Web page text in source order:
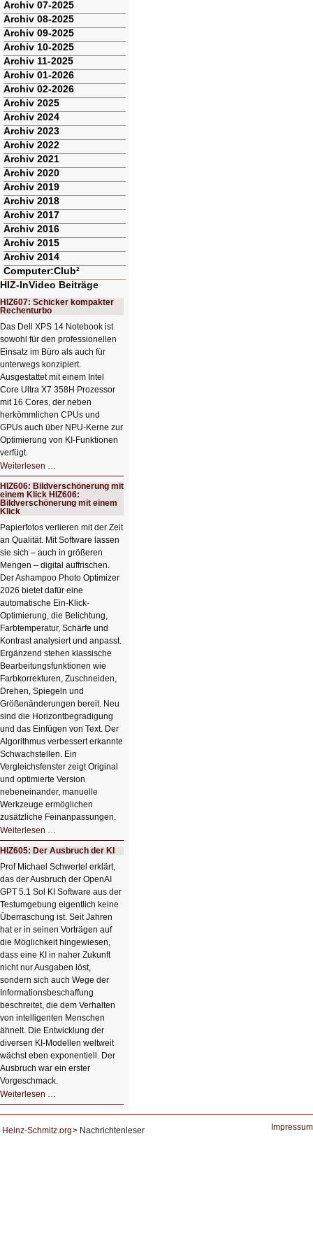
Archiv 07-2025
Archiv 08-2025
Archiv 09-2025
Archiv 10-2025
Archiv 11-2025
Archiv 01-2026
Archiv 02-2026
Archiv 2025
Archiv 2024
Archiv 2023
Archiv 2022
Archiv 2021
Archiv 2020
Archiv 2019
Archiv 2018
Archiv 2017
Archiv 2016
Archiv 2015
Archiv 2014
Computer:Club²
HIZ-InVideo Beiträge
HIZ607: Schicker kompakter
Rechenturbo
Das Dell XPS 14 Notebook ist
sowohl für den professionellen
Einsatz im Büro als auch für
unterwegs konzipiert.
Ausgestattet mit einem Intel
Core Ultra X7 358H Prozessor
mit 16 Cores, der neben
herkömmlichen CPUs und
GPUs auch über NPU-Kerne zur
Optimierung von KI-Funktionen
verfügt.
Weiterlesen …
Schicker
kompakter
Rechenturbo
HIZ606: Bildverschönerung mit
einem Klick HIZ606:
Bildverschönerung mit einem
Klick
Papierfotos verlieren mit der Zeit
an Qualität. Mit Software lassen
sie sich – auch in größeren
Mengen – digital auffrischen.
Der Ashampoo Photo Optimizer
2026 bietet dafür eine
automatische Ein-Klick-
Optimierung, die Belichtung,
Farbtemperatur, Schärfe und
Kontrast analysiert und anpasst.
Ergänzend stehen klassische
Bearbeitungsfunktionen wie
Farbkorrekturen, Zuschneiden,
Drehen, Spiegeln und
Größenänderungen bereit. Neu
sind die Horizontbegradigung
und das Einfügen von Text. Der
Algorithmus verbessert erkannte
Schwachstellen. Ein
Vergleichsfenster zeigt Original
und optimierte Version
nebeneinander, manuelle
Werkzeuge ermöglichen
zusätzliche Feinanpassungen.
Weiterlesen …
Bildverschönerung
mit
einem
Klick
HIZ606:
Bildverschönerung
mit
einem
Klick
HIZ605: Der Ausbruch der KI
Prof Michael Schwertel erklärt,
das der Ausbruch der OpenAI
GPT 5.1 Sol KI Software aus der
Testumgebung eigentlich keine
Überraschung ist. Seit Jahren
hat er in seinen Vorträgen auf
die Möglichkeit hingewiesen,
dass eine KI in naher Zukunft
nicht nur Ausgaben löst,
sondern sich auch Wege der
Informationsbeschaffung
beschreitet, die dem Verhalten
von intelligenten Menschen
ähnelt. Die Entwicklung der
diversen KI-Modellen weltweit
wächst eben exponentiell. Der
Ausbruch war ein erster
Vorgeschmack.
Weiterlesen …
Der
KI
Heinz-Schmitz.org Nachrichtenleser Impressum